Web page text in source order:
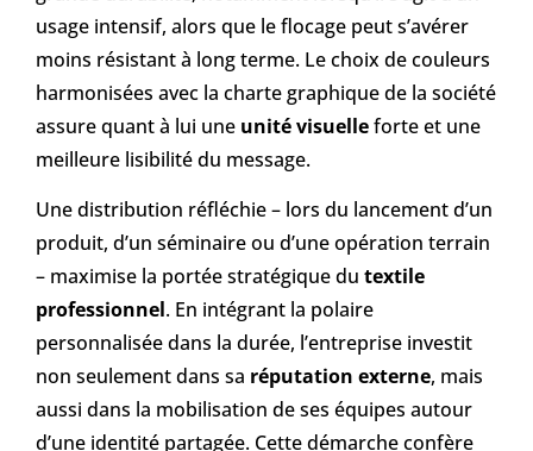
usage intensif, alors que le flocage peut s’avérer
moins résistant à long terme. Le choix de couleurs
harmonisées avec la charte graphique de la société
assure quant à lui une unité visuelleforte et une
meilleure lisibilité du message.
Une distribution réfléchie – lors du lancement d’un
produit, d’un séminaire ou d’une opération terrain
– maximise la portée stratégique du textile
professionnel. En intégrant la polaire
personnalisée dans la durée, l’entreprise investit
non seulement dans sa réputation externe, mais
aussi dans la mobilisation de ses équipes autour
d’une identité partagée. Cette démarche confère